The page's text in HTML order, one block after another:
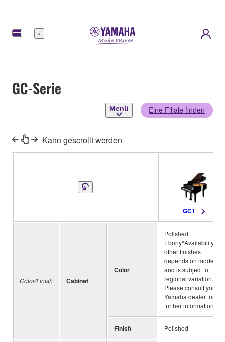
Menü
GC-Serie
Menü Eine Filiale finden
Kann gescrollt werden
GC1
Color/Finish Cabinet
Color
Polished
Ebony*Availability of
other finishes
depends on model
and is subject to
regional variation.
Please consult your
Yamaha dealer for
further information.
Finish Polished